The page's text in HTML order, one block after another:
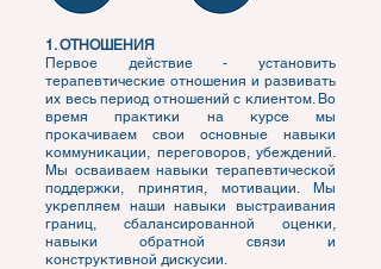
1. ОТНОШЕНИЯ
Первое действие - установить
терапевтические отношения и развивать
их весь период отношений с клиентом. Во
время практики на курсе мы
прокачиваем свои основные навыки
коммуникации, переговоров, убеждений.
Мы осваиваем навыки терапевтической
поддержки, принятия, мотивации. Мы
укрепляем наши навыки выстраивания
границ, сбалансированной оценки,
навыки обратной связи и
конструктивной дискусии.